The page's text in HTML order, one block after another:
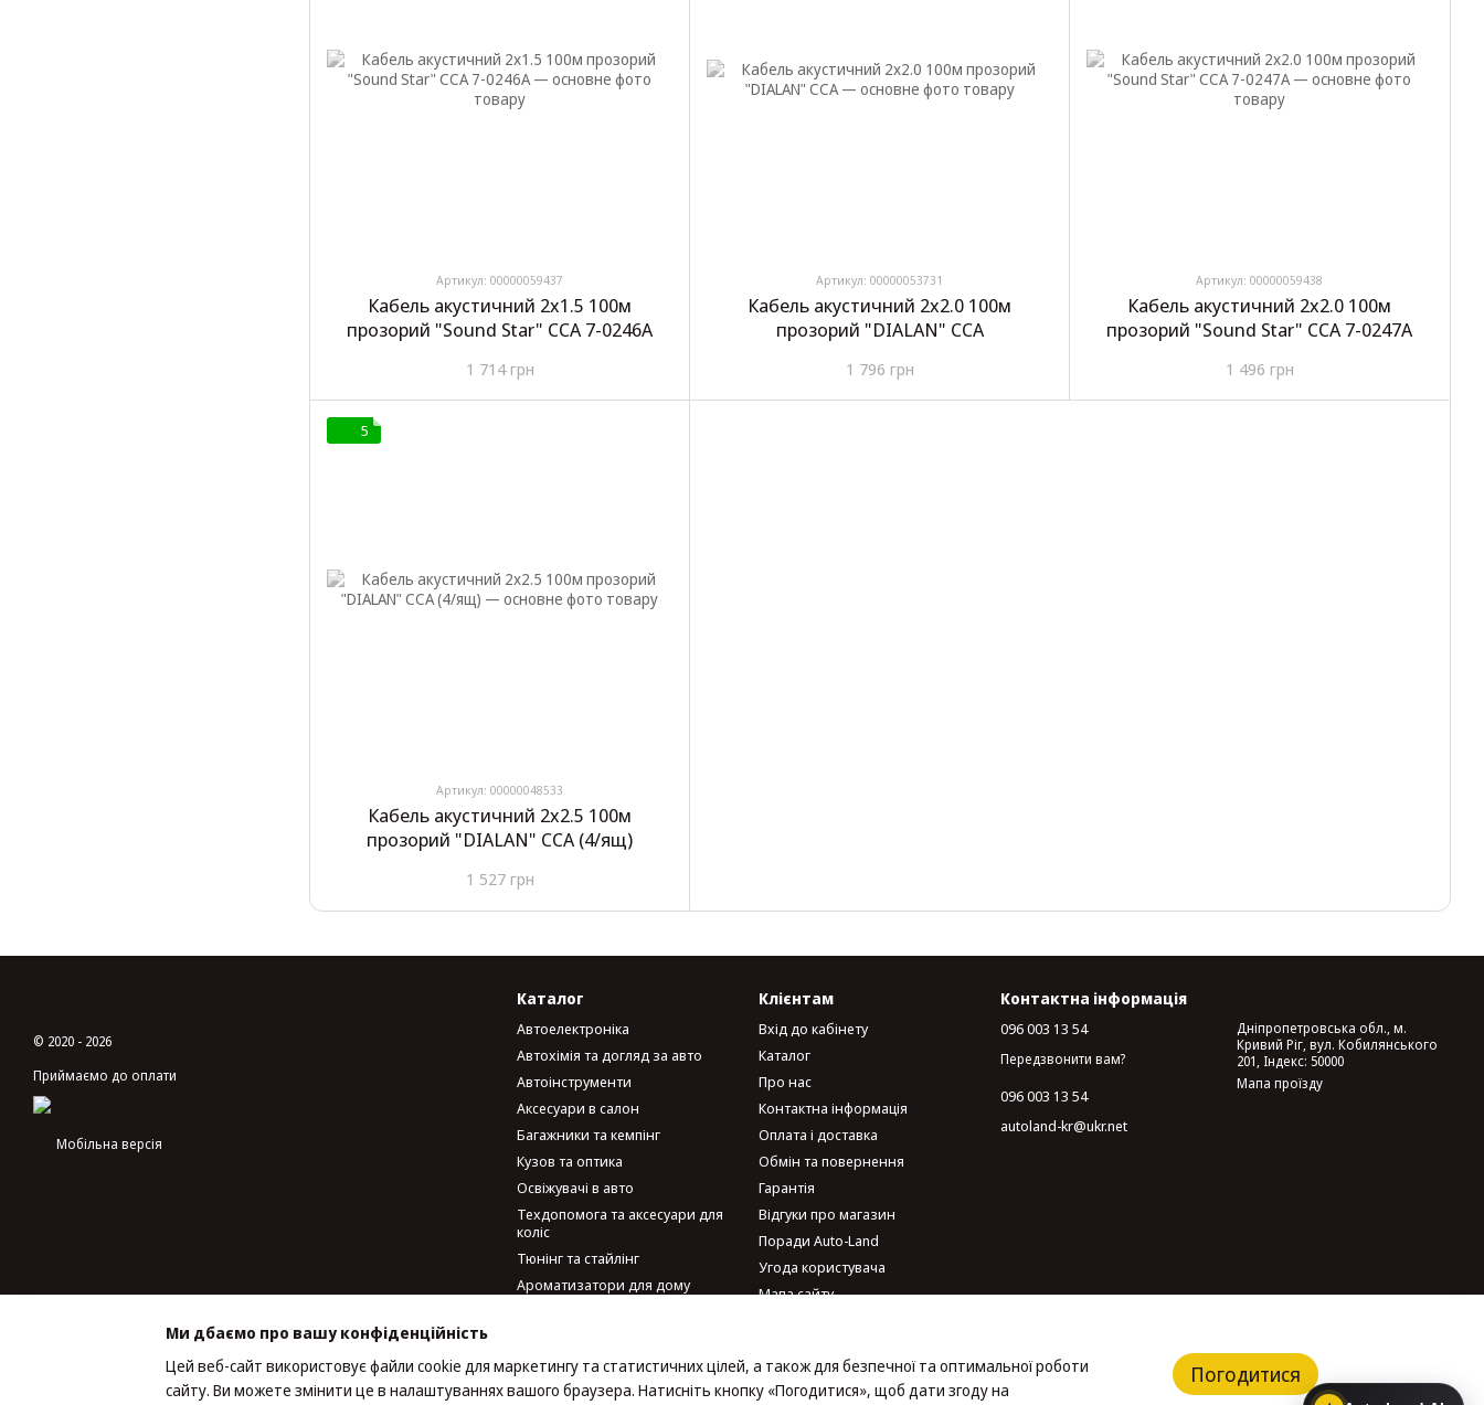
Артикул: 00000059437
Кабель акустичний 2х1.5 100м
прозорий "Sound Star" CCA 7-0246A
1 714 грн
Артикул: 00000053731
Кабель акустичний 2х2.0 100м
прозорий "DIALAN" CCA
1 796 грн
Артикул: 00000059438
Кабель акустичний 2х2.0 100м
прозорий "Sound Star" CCA 7-0247A
1 496 грн
5
Артикул: 00000048533
Кабель акустичний 2х2.5 100м
прозорий "DIALAN" CCA (4/ящ)
1 527 грн
© 2020 - 2026
Приймаємо до оплати
Мобільна версія
Каталог
Автоелектроніка
Автохімія та догляд за авто
Автоінструменти
Аксесуари в салон
Багажники та кемпінг
Кузов та оптика
Освіжувачі в авто
Техдопомога та аксесуари для
коліс
Тюнінг та стайлінг
Ароматизатори для дому
Набори автомобіліста
Клієнтам
Вхід до кабінету
Каталог
Про нас
Контактна інформація
Оплата і доставка
Обмін та повернення
Гарантія
Відгуки про магазин
Поради Auto-Land
Угода користувача
Мапа сайту
Контактна інформація
096 003 13 54
Передзвонити вам?
096 003 13 54
autoland-kr@ukr.net
Дніпропетровська обл., м.
Кривий Ріг, вул. Кобилянського
201, Індекс: 50000
Мапа проїзду
Ми дбаємо про вашу конфіденційність
Цей веб-сайт використовує файли cookie для маркетингу та статистичних цілей, а також для безпечної та оптимальної роботи
сайту. Ви можете змінити це в налаштуваннях вашого браузера. Натисніть кнопку «Погодитися», щоб дати згоду на
Погодитися